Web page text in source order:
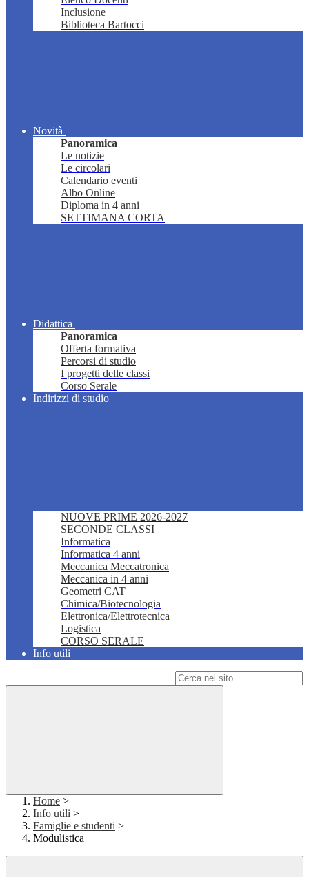
Inclusione
Biblioteca Bartocci
Novità
Panoramica
Le notizie
Le circolari
Calendario eventi
Albo Online
Diploma in 4 anni
SETTIMANA CORTA
Didattica
Panoramica
Offerta formativa
Percorsi di studio
I progetti delle classi
Corso Serale
Indirizzi di studio
NUOVE PRIME 2026-2027
SECONDE CLASSI
Informatica
Informatica 4 anni
Meccanica Meccatronica
Meccanica in 4 anni
Geometri CAT
Chimica/Biotecnologia
Elettronica/Elettrotecnica
Logistica
CORSO SERALE
Info utili
Home >
Info utili >
Famiglie e studenti >
Modulistica